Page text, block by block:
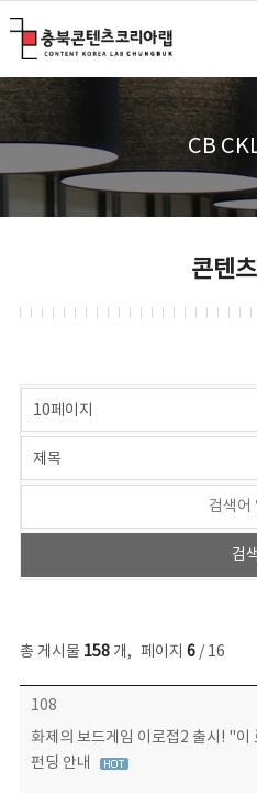
CB
콘텐
총 게시물 158개, 페이지 6/ 16
콘텐츠이슈 목록 - 번호, 제목, 작성자, 파일, 조회수, 작성일 정보 제공
108
화제의 보드게임 이로접2 출시! "이
펀딩 안내